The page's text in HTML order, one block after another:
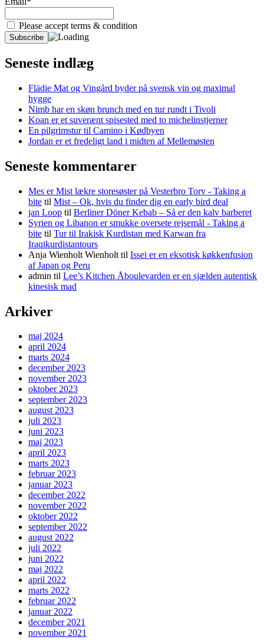
Please accept terms & condition
Seneste indlæg
Flädie Mat og Vingård byder på svensk vin og maximal
hygge
Nimb har en skøn brunch med en tur rundt i Tivoli
Koan er et suverænt spisested med to michelinstjerner
En pilgrimstur til Camino i Kødbyen
Jordan er et fredeligt land i midten af Mellemøsten
Seneste kommentarer
Mes er Mist lækre storesøster på Vesterbro Torv - Taking a
bite til Mist – Ok, hvis du finder dig en early bird deal
jan Loop til Berliner Döner Kebab – Så er den kalv barberet
Syrien og Libanon er smukke oversete rejsemål - Taking a
bite til Tur til Irakisk Kurdistan med Karwan fra
Iraqikurdistantours
Anja Wienholt Wienholt til Issei er en eksotisk køkkenfusion
af Japan og Peru
admin til Lee’s Kitchen Åboulevarden er en sjælden autentisk
kinesisk mad
Arkiver
maj 2024
april 2024
marts 2024
december 2023
november 2023
oktober 2023
september 2023
august 2023
juli 2023
juni 2023
maj 2023
april 2023
marts 2023
februar 2023
januar 2023
december 2022
november 2022
oktober 2022
september 2022
august 2022
juli 2022
juni 2022
maj 2022
april 2022
marts 2022
februar 2022
januar 2022
december 2021
november 2021